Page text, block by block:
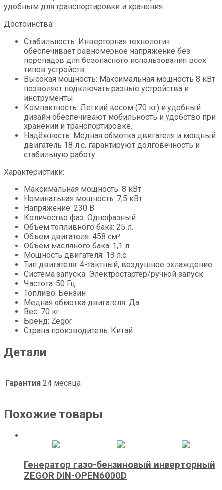
удобным для транспортировки и хранения.
Достоинства:
Стабильность: Инверторная технология
обеспечивает равномерное напряжение без
перепадов для безопасного использования всех
типов устройств.
Высокая мощность: Максимальная мощность 8 кВт
позволяет подключать разные устройства и
инструменты.
Компактность: Легкий весом (70 кг) и удобный
дизайн обеспечивают мобильность и удобство при
хранении и транспортировке.
Надёжность: Медная обмотка двигателя и мощный
двигатель 18 л.с. гарантируют долговечность и
стабильную работу.
Характеристики:
Максимальная мощность: 8 кВт
Номинальная мощность: 7,5 кВт
Напряжение: 230 В
Количество фаз: Однофазный
Объем топливного бака: 25 л.
Объем двигателя: 458 см³
Объем масляного бака: 1,1 л.
Мощность двигателя: 18 л.с.
Тип двигателя: 4-тактный, воздушное охлаждение
Система запуска: Электростартер/ручной запуск
Частота: 50 Гц
Топливо: Бензин
Медная обмотка двигателя: Да
Вес: 70 кг
Бренд: Zegor
Страна производитель: Китай
Детали
Гарантия 24 месяца
Похожие товары
Генератор газо-бензиновый инверторный
ZEGOR DIN-OPEN6000D